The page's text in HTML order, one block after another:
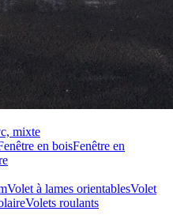
mixte
en boisFenêtre en
Volet à lames orientablesVolet
Volets roulants